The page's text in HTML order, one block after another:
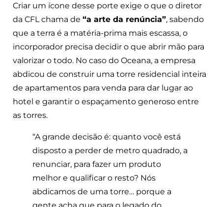
Criar um ícone desse porte exige o que o diretor
da CFL chama de “a arte da renúncia”, sabendo
que a terra é a matéria-prima mais escassa, o
incorporador precisa decidir o que abrir mão para
valorizar o todo. No caso do Oceana, a empresa
abdicou de construir uma torre residencial inteira
de apartamentos para venda para dar lugar ao
hotel e garantir o espaçamento generoso entre
as torres.
“A grande decisão é: quanto você está
disposto a perder de metro quadrado, a
renunciar, para fazer um produto
melhor e qualificar o resto? Nós
abdicamos de uma torre… porque a